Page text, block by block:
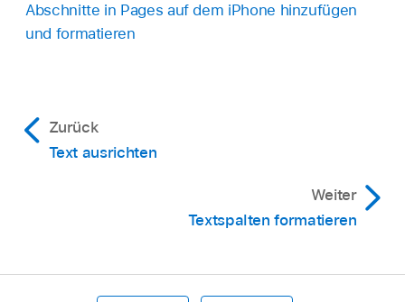
Abschnitte in Pages auf dem iPhone hinzufügen
und formatieren
Zurück
Text ausrichten
Weiter
Textspalten formatieren